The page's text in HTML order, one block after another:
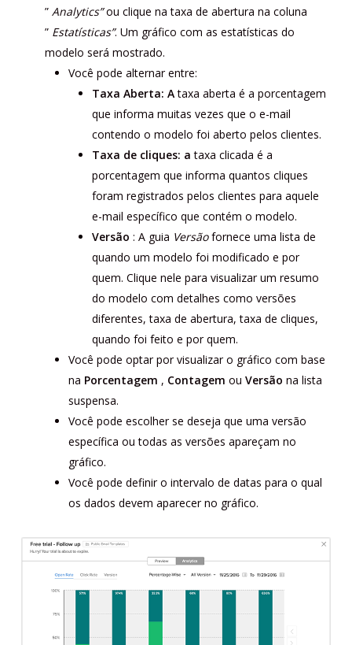
” Analytics”ou clique na taxa de abertura na coluna
” Estatísticas”. Um gráfico com as estatísticas do
modelo será mostrado.
Você pode alternar entre:
Taxa Aberta: Ataxa aberta é a porcentagem
que informa muitas vezes que o e-mail
contendo o modelo foi aberto pelos clientes.
Taxa de cliques: a taxa clicada é a
porcentagem que informa quantos cliques
foram registrados pelos clientes para aquele
e-mail específico que contém o modelo.
Versão : A guia Versãofornece uma lista de
quando um modelo foi modificado e por
quem. Clique nele para visualizar um resumo
do modelo com detalhes como versões
diferentes, taxa de abertura, taxa de cliques,
quando foi feito e por quem.
Você pode optar por visualizar o gráfico com base
na Porcentagem , Contagem ou Versão na lista
suspensa.
Você pode escolher se deseja que uma versão
específica ou todas as versões apareçam no
gráfico.
Você pode definir o intervalo de datas para o qual
os dados devem aparecer no gráfico.